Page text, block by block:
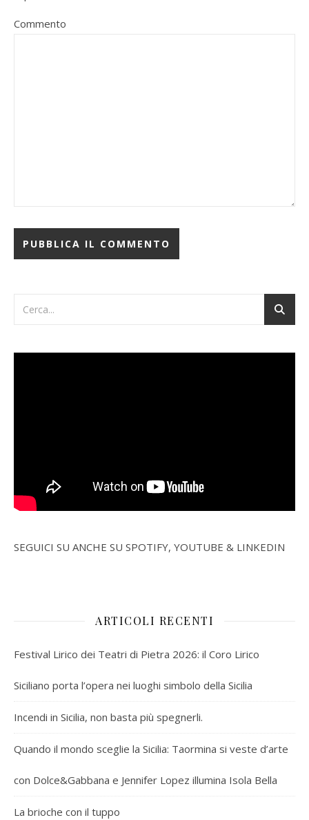
Commento
SEGUICI SU ANCHE SU SPOTIFY, YOUTUBE & LINKEDIN
ARTICOLI RECENTI
Festival Lirico dei Teatri di Pietra 2026: il Coro Lirico
Siciliano porta l’opera nei luoghi simbolo della Sicilia
Incendi in Sicilia, non basta più spegnerli.
Quando il mondo sceglie la Sicilia: Taormina si veste d’arte
con Dolce&Gabbana e Jennifer Lopez illumina Isola Bella
La brioche con il tuppo